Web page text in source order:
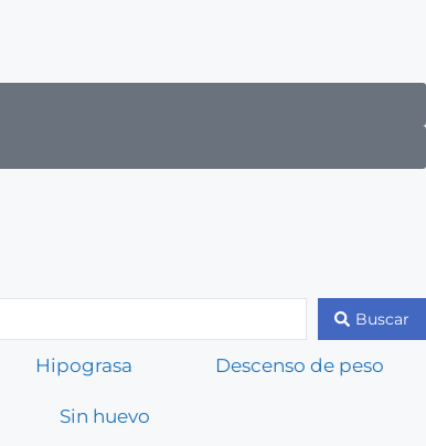
Buscar
Hipograsa Descenso de peso
Sin huevo